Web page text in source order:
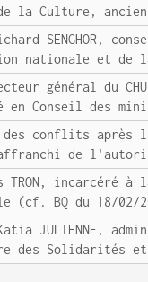
la Culture,
SENGHOR,
nationale et de
général du
en Conseil des
conflits après
affranchi de
incarcéré à
(cf. BQ du 18/02/
JULIENNE,
Solidarités et